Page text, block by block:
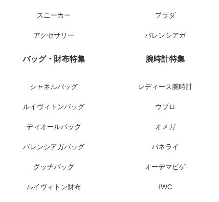
スニーカー
アクセサリー
プラダ
バレンシアガ
バッグ・財布特集
シャネルバッグ
ルイヴィトンバッグ
ディオールバッグ
バレンシアガバッグ
グッチバッグ
ルイヴィトン財布
腕時計特集
レディース腕時計
ウブロ
オメガ
パネライ
オーデマピゲ
IWC